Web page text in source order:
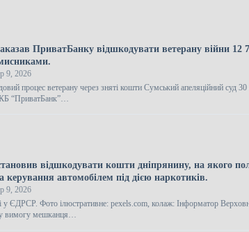
ПриватБанку відшкодувати ветерану війни 12
9, 2026
процес ветерану через зняті кошти Сумський апеляційний суд
КБ “ПриватБанк”…
відшкодувати кошти дніпрянину, на якого
керування автомобілем під дією наркотиків.
9, 2026
у ЄДРСР. Фото ілюстративне: pexels.com, колаж: Інформатор
вимогу мешканця…